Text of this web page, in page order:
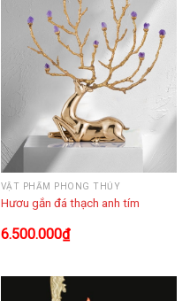
VẬT PHẨM PHONG THỦY
Hươu gắn đá thạch anh tím
6.500.000₫